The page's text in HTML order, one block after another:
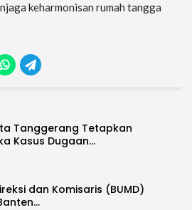
keharmonisan rumah tangga
Tanggerang Tetapkan
Kasus Dugaan…
dan Komisaris (BUMD)